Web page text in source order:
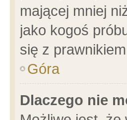
mającej mniej
jako kogoś
się z
Góra
Dlaczego nie